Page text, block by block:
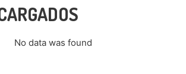
No data was found